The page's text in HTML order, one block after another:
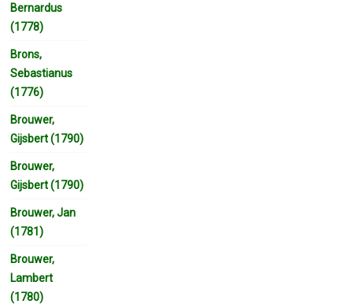
Bernardus
(1778)
Brons,
Sebastianus
(1776)
Brouwer,
Gijsbert (1790)
Brouwer,
Gijsbert (1790)
Brouwer, Jan
(1781)
Brouwer,
Lambert
(1780)